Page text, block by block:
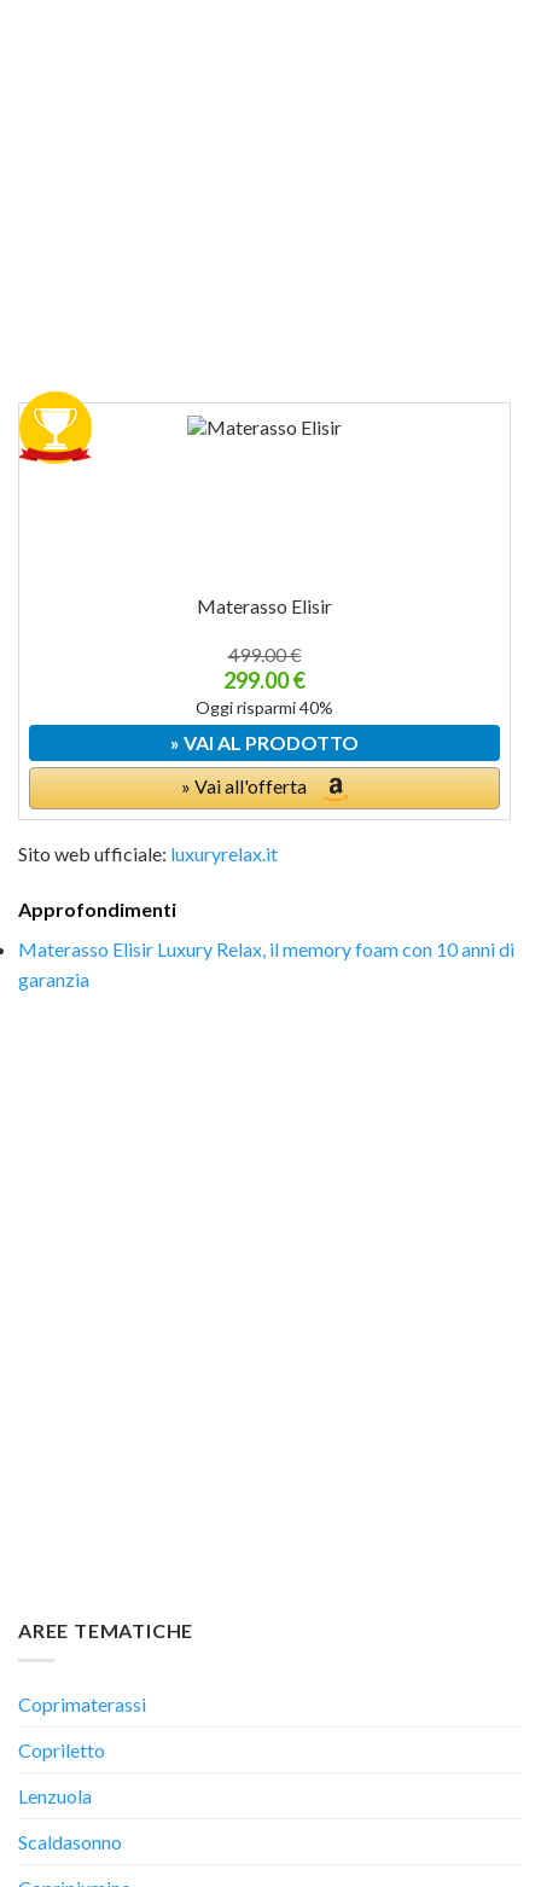
Materasso Elisir
499.00 €
299.00 €
Oggi risparmi 40%
» VAI AL PRODOTTO
» Vai all'offerta
Sito web ufficiale: luxuryrelax.it
Approfondimenti
Materasso Elisir Luxury Relax, il memory foam con 10 anni di
garanzia
AREE TEMATICHE
Coprimaterassi
Copriletto
Lenzuola
Scaldasonno